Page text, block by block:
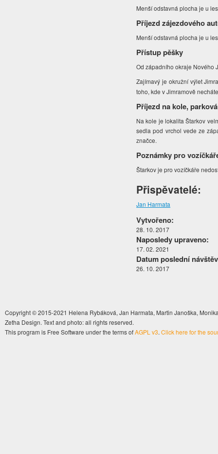
Menší odstavná plocha je u
Příjezd zájezdového
Menší odstavná plocha je u
Přístup pěšky
Od západního okraje Nového
Zajímavý je okružní výlet
toho, kde v Jimramově
Příjezd na kole,
Na kole je lokalita Štarkov
sedla pod vrchol vede ze
značce.
Poznámky pro
Štarkov je pro vozíčkáře
Přispěvatelé:
Jan Harmata
Vytvořeno:
28. 10. 2017
Naposledy upraveno:
17. 02. 2021
Datum poslední
26. 10. 2017
Copyright © 2015-2021 Helena Rybáková, Jan Harmata, Martin Janoška,
Zetha Design. Text and photo: all rights reserved.
This program is Free Software under the terms ofAGPL v3. Click here for the